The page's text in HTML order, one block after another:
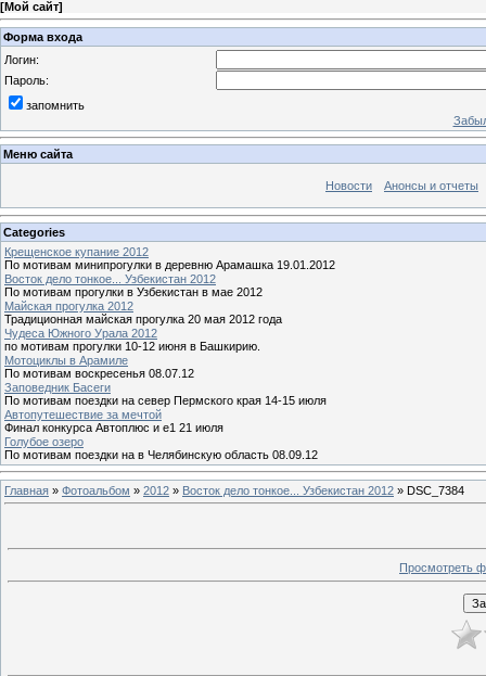
[Мой сайт]
Форма входа
Логин:
Пароль:
запомнить
Меню сайта
Новости Анонсы и отчеты
Categories
Крещенское купание 2012
По мотивам минипрогулки в деревню Арамашка 19.01.2012
Восток дело тонкое... Узбекистан 2012
По мотивам прогулки в Узбекистан в мае 2012
Майская прогулка 2012
Традиционная майская прогулка 20 мая 2012 года
Чудеса Южного Урала 2012
по мотивам прогулки 10-12 июня в Башкирию.
Мотоциклы в Арамиле
По мотивам воскресенья 08.07.12
Заповедник Басеги
По мотивам поездки на север Пермского края 14-15 июля
Автопутешествие за мечтой
Финал конкурса Автоплюс и е1 21 июля
Голубое озеро
По мотивам поездки на в Челябинскую область 08.09.12
Главная » Фотоальбом » 2012 » Восток дело тонкое... Узбекистан 2012 » DSC_7384
Просмотреть